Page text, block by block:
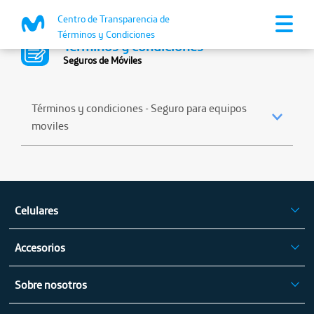
Centro de Transparencia de
Términos y Condiciones
Términos y condiciones
Seguros de Móviles
Términos y condiciones - Seguro para equipos
moviles
Celulares
iPhone
Celulares Samsung
Celulares Xiaomi
Celulares Motorola
Accesorios
Audífonos
Tablets
Electrodomésticos
Sobre nosotros
Mapa de cobertura fija